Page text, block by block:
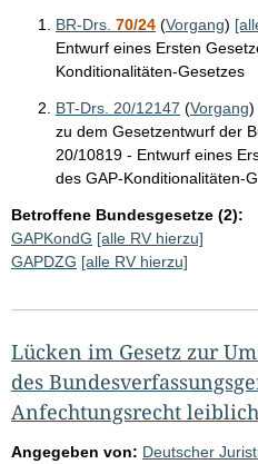
BR-Drs. 70/24 (Vorgang)
Entwurf eines Ersten
Konditionalitäten-Gesetzes
BT-Drs. 20/12147 (Vorgang)
zu dem Gesetzentwurf der
20/10819 - Entwurf eines
des GAP-Konditionalitäten-
Betroffene Bundesgesetze (2):
GAPKondG [alle RV hierzu]
GAPDZG [alle RV hierzu]
Lücken im Gesetz zur
des
Anfechtungsrecht
Angegeben von: Deutscher